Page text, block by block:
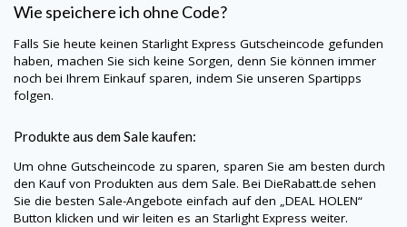
Wie speichere ich ohne Code?
Falls Sie heute keinen Starlight Express Gutscheincode gefunden
haben, machen Sie sich keine Sorgen, denn Sie können immer
noch bei Ihrem Einkauf sparen, indem Sie unseren Spartipps
folgen.
Produkte aus dem Sale kaufen:
Um ohne Gutscheincode zu sparen, sparen Sie am besten durch
den Kauf von Produkten aus dem Sale. Bei DieRabatt.de sehen
Sie die besten Sale-Angebote einfach auf den „DEAL HOLEN“
Button klicken und wir leiten es an Starlight Express weiter.